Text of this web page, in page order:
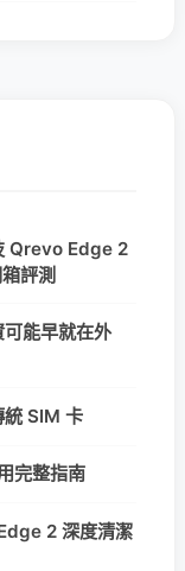
Qrevo Edge 2
評測
能早就在外
統 SIM 卡
完整指南
2 深度清潔